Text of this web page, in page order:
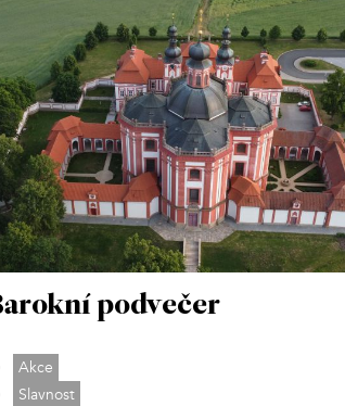
podvečer
Akce
Slavnost